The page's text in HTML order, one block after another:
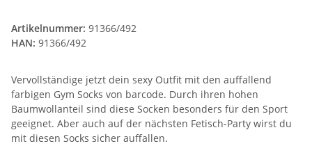
Artikelnummer: 91366/492
HAN: 91366/492
Vervollständige jetzt dein sexy Outfit mit den auffallend
farbigen Gym Socks von barcode. Durch ihren hohen
Baumwollanteil sind diese Socken besonders für den Sport
geeignet. Aber auch auf der nächsten Fetisch-Party wirst du
mit diesen Socks sicher auffallen.